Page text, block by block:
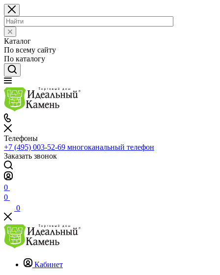
Каталог
По всему сайту
По каталогу
Телефоны
+7 (495) 003-52-69 многоканальный телефон
Заказать звонок
0
0
0
Кабинет